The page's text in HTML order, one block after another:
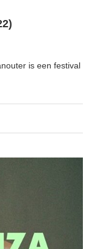
is een festival